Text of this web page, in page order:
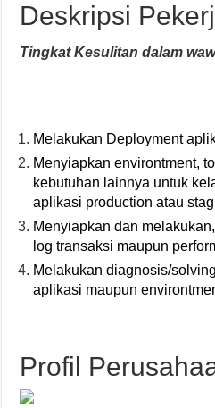
Deskripsi
Tingkat Kesulitan dalam
Melakukan Deployment
Menyiapkan environtment,
kebutuhan lainnya untuk
aplikasi production atau
Menyiapkan dan
log transaksi maupun
Melakukan diagnosis/
aplikasi maupun
Profil